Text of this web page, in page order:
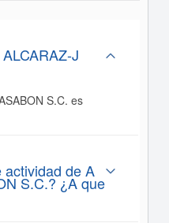
J
S.C. es
actividad de A
S.C.? ¿A que